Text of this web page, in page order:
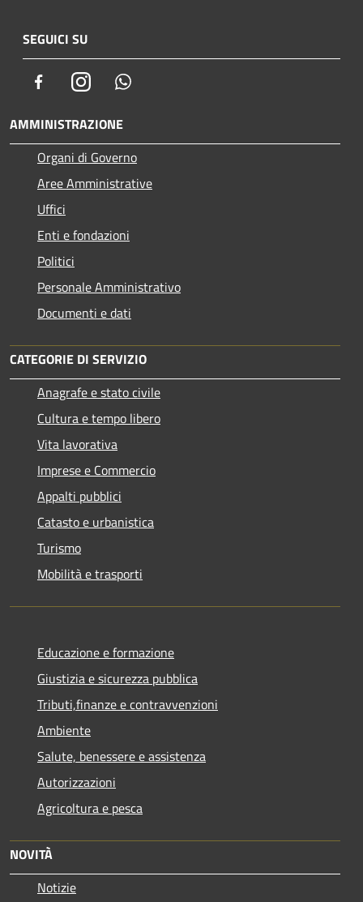
SEGUICI SU
FacebookInstagram
AMMINISTRAZIONE
Organi di Governo
Aree Amministrative
Uffici
Enti e fondazioni
Politici
Personale Amministrativo
Documenti e dati
CATEGORIE DI SERVIZIO
Anagrafe e stato civile
Cultura e tempo libero
Vita lavorativa
Imprese e Commercio
Appalti pubblici
Catasto e urbanistica
Turismo
Mobilità e trasporti
Educazione e formazione
Giustizia e sicurezza pubblica
Tributi,finanze e contravvenzioni
Ambiente
Salute, benessere e assistenza
Autorizzazioni
Agricoltura e pesca
NOVITÀ
Notizie